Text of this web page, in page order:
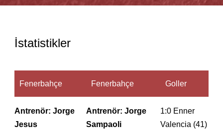
İstatistikler
Fenerbahçe Fenerbahçe Goller
Antrenör: Jorge
Jesus
Antrenör: Jorge
Sampaoli
1:0 Enner
Valencia (41)